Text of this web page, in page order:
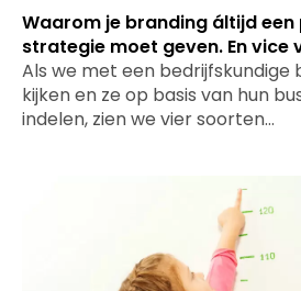
Waarom je branding áltijd een
strategie moet geven. En vice
Als we met een bedrijfskundige
kijken en ze op basis van hun
indelen, zien we vier soorten…